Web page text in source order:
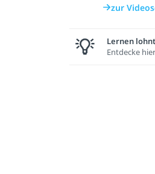
zur
Lernen
Entdecke